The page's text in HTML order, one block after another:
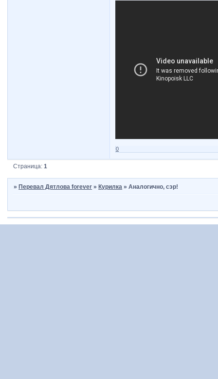
0
Страница:1
»Перевал Дятлова forever »Курилка »Аналогично, сэр!